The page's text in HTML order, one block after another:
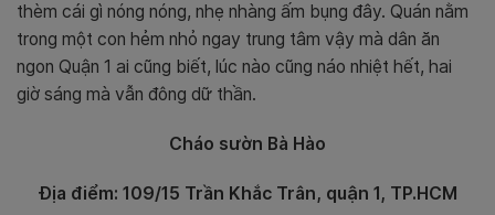
thèm cái gì nóng nóng, nhẹ nhàng ấm bụng đây. Quán nằm
trong một con hẻm nhỏ ngay trung tâm vậy mà dân ăn
ngon Quận 1 ai cũng biết, lúc nào cũng náo nhiệt hết, hai
giờ sáng mà vẫn đông dữ thần.
Cháo sườn Bà Hào
Địa điểm: 109/15 Trần Khắc Trân, quận 1, TP.HCM